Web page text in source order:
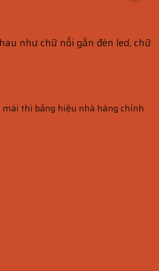
như chữ nổi gắn đèn led, chữ
thì bảng hiệu nhà hàng chính